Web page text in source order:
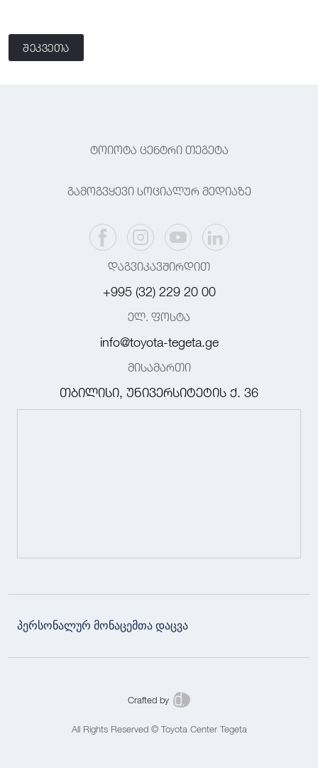
შეკვეთა
ტოიოტა ცენტრი თეგეტა
გამოგვყევი სოციალურ მედიაზე
დაგვიკავშირდით
+995 (32) 229 20 00
ელ. ფოსტა
info@toyota-tegeta.ge
მისამართი
თბილისი, უნივერსიტეტის ქ. 36
პერსონალურ მონაცემთა დაცვა
All Rights Reserved © Toyota Center Tegeta
Crafted by